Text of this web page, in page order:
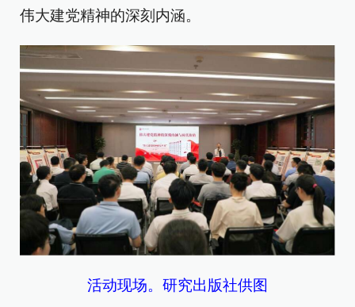
伟大建党精神的深刻内涵。
活动现场。研究出版社供图